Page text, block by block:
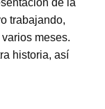
de la
trabajando,
meses.
historia, así